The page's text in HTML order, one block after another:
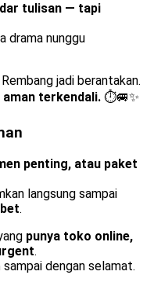
tulisan — tapi
drama nunggu
jadi berantakan.
aman terkendali. ⏱️🚐✨
penting, atau paket
langsung sampai
.
punya toko online,
.
dengan selamat.